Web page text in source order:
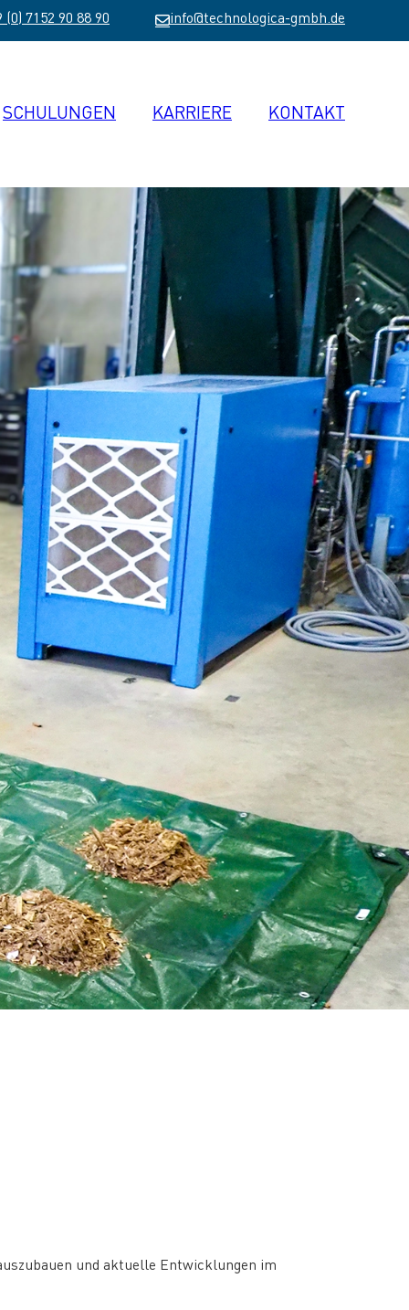
(0) 7152 90 88 90 info@technologica-gmbh.de
SCHULUNGEN KARRIERE KONTAKT
und aktuelle Entwicklungen im